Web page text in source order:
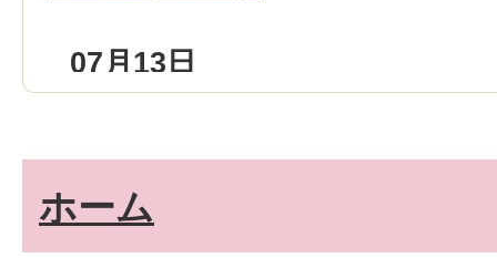
07月13日
出展者を募集します
07月01日
ホーム